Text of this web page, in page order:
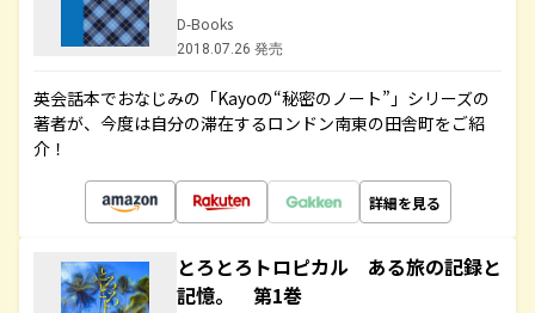
D-Books
2018.07.26 発売
英会話本でおなじみの「Kayoの“秘密のノート”」シリーズの
著者が、今度は自分の滞在するロンドン南東の田舎町をご紹
介！
詳細を見る
とろとろトロピカル ある旅の記録と
記憶。 第1巻